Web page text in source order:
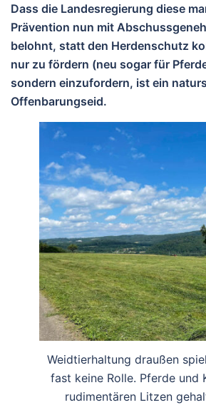
Dass die Landesregierung diese
Prävention nun mit
belohnt, statt den Herdenschutz
nur zu fördern (neu sogar für
sondern einzufordern, ist ein
Offenbarungseid.
Weidtierhaltung draußen
fast keine Rolle. Pferde und
rudimentären Litzen